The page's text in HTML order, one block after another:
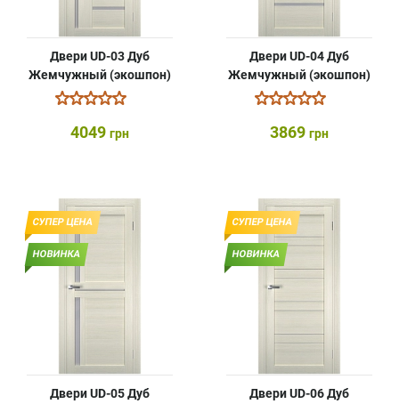
Двери UD-03 Дуб
Жемчужный (экошпон)
4049 грн
Двери UD-04 Дуб
Жемчужный (экошпон)
3869 грн
СУПЕР ЦЕНА
НОВИНКА
Двери UD-05 Дуб
СУПЕР ЦЕНА
НОВИНКА
Двери UD-06 Дуб